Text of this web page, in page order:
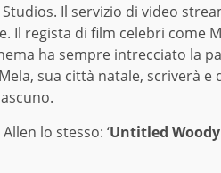
Il servizio di video
Il regista di film celebri come
ha sempre intrecciato la
sua città natale, scriverà
lo stesso: ‘Untitled